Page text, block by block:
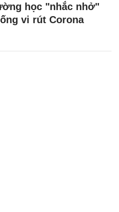
học "nhắc nhở"
vi rút Corona